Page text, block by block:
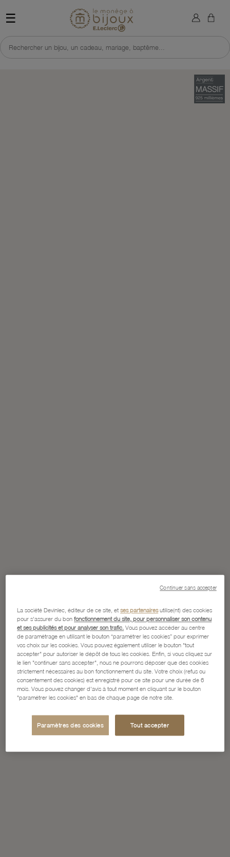
☰ Retour à l'accueil du site
Rechercher un bijou, un cadeau, mariage, baptême...
×
La société Devinlec, éditeur de ce site, etses partenairesutilise(nt) des cookies
pour s'assurer du bonfonctionnement du site, pour personnaliser son contenu
et ses publicités et pour analyser son trafic. Vous pouvez accéder au centre
de paramétrage en utilisant le bouton “paramétrer les cookies” pour exprimer
vos choix sur les cookies. Vous pouvez également utiliser le bouton "tout
accepter" pour autoriser le dépôt de tous les cookies. Enfin, si vous cliquez sur
le lien "continuer sans accepter", nous ne pourrons déposer que des cookies
strictement nécessaires au bon fonctionnement du site. Votre choix (refus ou
consentement des cookies) est enregistré pour ce site pour une durée de 6
mois. Vous pouvez changer d'avis à tout moment en cliquant sur le bouton
"paramétrer les cookies" en bas de chaque page de notre site.
Paramètres des cookies Tout accepter
Continuer sans accepter